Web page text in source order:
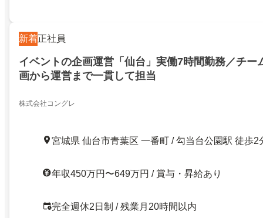
新着正社員
イベントの企画運営「仙台」実働7時間勤務／チー
画から運営まで一貫して担当
株式会社コングレ
宮城県 仙台市青葉区 一番町 / 勾当台公園駅 徒歩2
年収450万円〜649万円 / 賞与・昇給あり
完全週休2日制 / 残業月20時間以内